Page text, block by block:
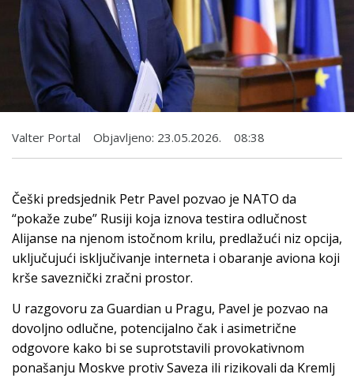
Valter Portal Objavljeno: 23.05.2026. 08:38
Češki predsjednik Petr Pavel pozvao je NATO da
“pokaže zube” Rusiji koja iznova testira odlučnost
Alijanse na njenom istočnom krilu, predlažući niz opcija,
uključujući isključivanje interneta i obaranje aviona koji
krše saveznički zračni prostor.
U razgovoru za Guardian u Pragu, Pavel je pozvao na
dovoljno odlučne, potencijalno čak i asimetrične
odgovore kako bi se suprotstavili provokativnom
ponašanju Moskve protiv Saveza ili rizikovali da Kremlj